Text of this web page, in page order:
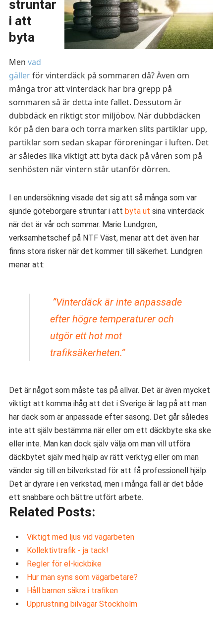
struntar
i att
byta
Men vad
gällerför vinterdäck på sommaren då? Även om
många tror att vinterdäck har bra grepp på
sommaren så är detta inte fallet. Dessutom är
dubbdäck en riktigt stor miljöbov. När dubbdäcken
kör på den bara och torra marken slits partiklar upp,
partiklar som sedan skapar föroreningar i luften. Det
är således lika viktigt att byta däck på våren som på
senhösten när vintern står utanför dörren.
I en undersökning visade det sig att så många som var
sjunde göteborgare struntar i att byta ut sina vinterdäck
när det är vår och sommar. Marie Lundgren,
verksamhetschef på NTF Väst, menar att det även här
finns stora risker när det kommer till säkerhet. Lundgren
menar att:
”Vinterdäck är inte anpassade
efter högre temperaturer och
utgör ett hot mot
trafiksäkerheten.”
Det är något som måste tas på allvar. Det är även mycket
viktigt att komma ihåg att det i Sverige är lag på att man
har däck som är anpassade efter säsong. Det går således
inte att själv bestämma när eller om ett däckbyte ska ske
eller inte. Man kan dock själv välja om man vill utföra
däckbytet själv med hjälp av rätt verktyg eller om man
vänder sig till en bilverkstad för att få professionell hjälp.
Det är dyrare i en verkstad, men i många fall är det både
ett snabbare och bättre utfört arbete.
Related Posts:
Viktigt med ljus vid vägarbeten
Kollektivtrafik - ja tack!
Regler för el-kickbike
Hur man syns som vägarbetare?
Håll barnen säkra i trafiken
Upprustning bilvägar Stockholm